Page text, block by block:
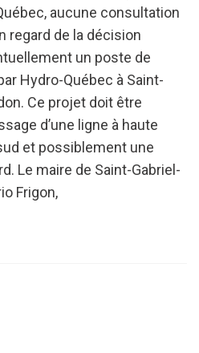
aucune consultation
regard de la décision
un poste de
Hydro-Québec à Saint-
Ce projet doit être
d’une ligne à haute
et possiblement une
Le maire de Saint-Gabriel-
Frigon,